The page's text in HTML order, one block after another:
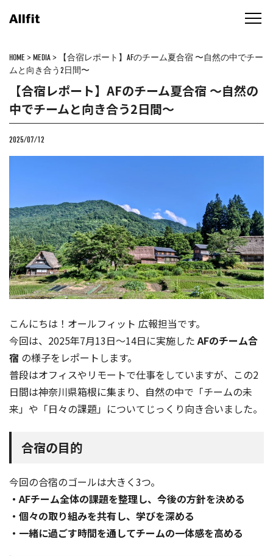
HOME >MEDIA>
【合宿レポート】AFのチーム夏合宿 〜自然の中でチー
ムと向き合う2日間〜
【合宿レポート】AFのチーム夏合宿 〜自然の
中でチームと向き合う2日間〜
2025/07/12
こんにちは！オールフィット 広報担当です。
今回は、2025年7月13日〜14日に実施した AFのチーム合
宿 の様子をレポートします。
普段はオフィスやリモートで仕事をしていますが、この2
日間は神奈川県箱根に集まり、自然の中で「チームの未
来」や「日々の課題」についてじっくり向き合いました。
合宿の目的
今回の合宿のゴールは大きく3つ。
・AFチーム全体の課題を整理し、今後の方針を決める
・個々の取り組みを共有し、学びを深める
・一緒に過ごす時間を通してチームの一体感を高める